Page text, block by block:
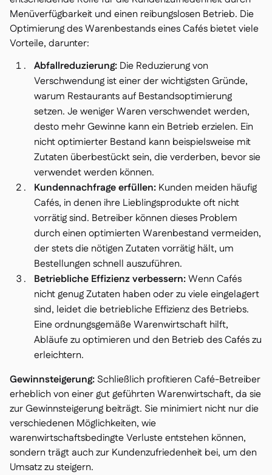
Menüverfügbarkeit und einen reibungslosen Betrieb. Die
Optimierung des Warenbestands eines Cafés bietet viele
Vorteile, darunter:
Abfallreduzierung: Die Reduzierung von
Verschwendung ist einer der wichtigsten Gründe,
warum Restaurants auf Bestandsoptimierung
setzen. Je weniger Waren verschwendet werden,
desto mehr Gewinne kann ein Betrieb erzielen. Ein
nicht optimierter Bestand kann beispielsweise mit
Zutaten überbestückt sein, die verderben, bevor sie
verwendet werden können.
Kundennachfrage erfüllen: Kunden meiden häufig
Cafés, in denen ihre Lieblingsprodukte oft nicht
vorrätig sind. Betreiber können dieses Problem
durch einen optimierten Warenbestand vermeiden,
der stets die nötigen Zutaten vorrätig hält, um
Bestellungen schnell auszuführen.
Betriebliche Effizienz verbessern:Wenn Cafés
nicht genug Zutaten haben oder zu viele eingelagert
sind, leidet die betriebliche Effizienz des Betriebs.
Eine ordnungsgemäße Warenwirtschaft hilft,
Abläufe zu optimieren und den Betrieb des Cafés zu
erleichtern.
Gewinnsteigerung: Schließlich profitieren Café-Betreiber
erheblich von einer gut geführten Warenwirtschaft, da sie
zur Gewinnsteigerung beiträgt. Sie minimiert nicht nur die
verschiedenen Möglichkeiten, wie
warenwirtschaftsbedingte Verluste entstehen können,
sondern trägt auch zur Kundenzufriedenheit bei, um den
Umsatz zu steigern.